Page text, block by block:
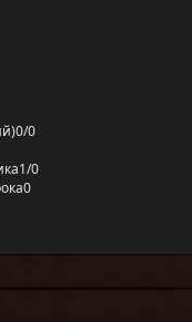
0/0
1/0
0